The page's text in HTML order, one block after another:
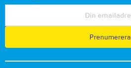
Prenumerera